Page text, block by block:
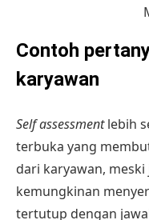
Contoh
karyawan
Self assessmentlebih
terbuka yang
dari karyawan,
kemungkinan
tertutup dengan